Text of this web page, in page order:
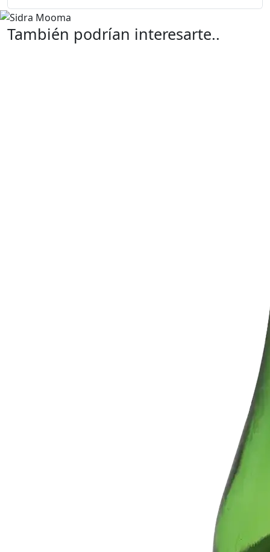
También podrían interesarte..